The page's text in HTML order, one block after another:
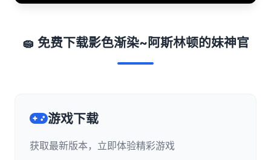
🧽 免费下载影色渐染~阿斯林顿的妹神官
游戏下载
获取最新版本，立即体验精彩游戏